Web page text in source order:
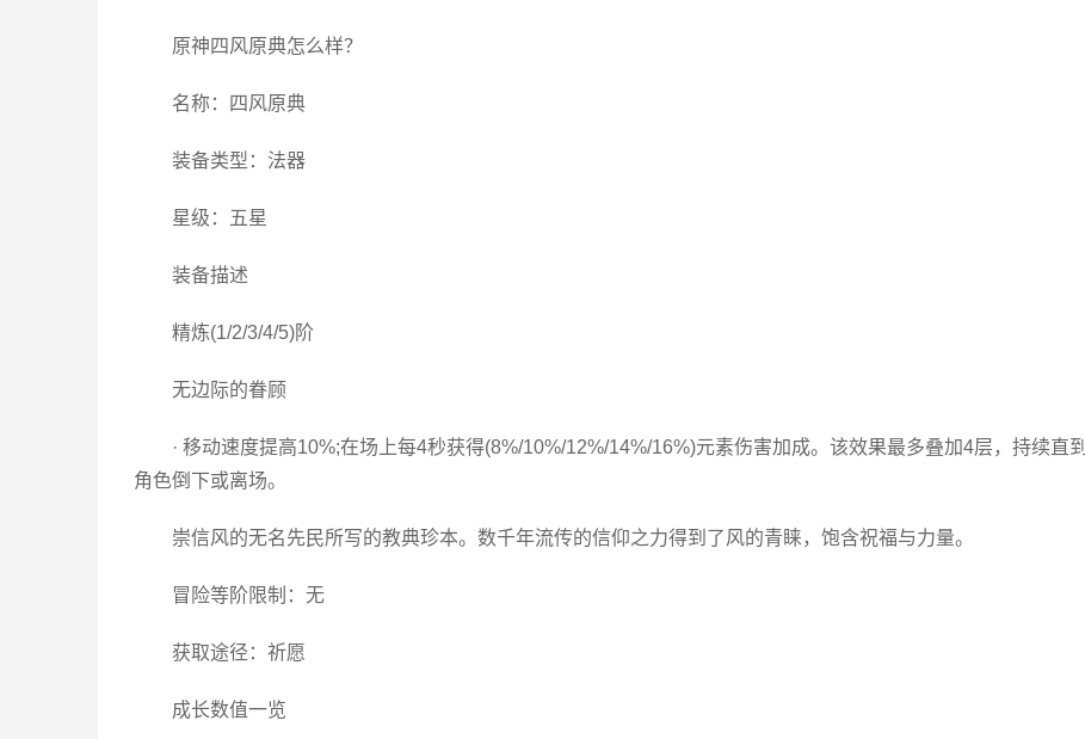
原神四风原典怎么样？
名称：四风原典
装备类型：法器
星级：五星
装备描述
精炼(1/2/3/4/5)阶
无边际的眷顾
· 移动速度提高10%;在场上每4秒获得(8%/10%/12%/14%/16%)元素伤害加成。该效果最多叠加4层，持续直到
角色倒下或离场。
崇信风的无名先民所写的教典珍本。数千年流传的信仰之力得到了风的青睐，饱含祝福与力量。
冒险等阶限制：无
获取途径：祈愿
成长数值一览